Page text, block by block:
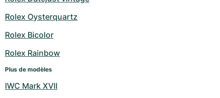
Rolex Oysterquartz
Rolex Bicolor
Rolex Rainbow
Plus de modèles
IWC Mark XVII